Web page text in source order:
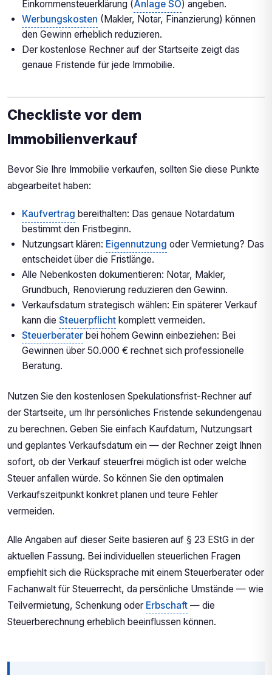
Einkommensteuerklärung (Anlage SO) angeben.
Werbungskosten (Makler, Notar, Finanzierung) können
den Gewinn erheblich reduzieren.
Der kostenlose Rechner auf der Startseite zeigt das
genaue Fristende für jede Immobilie.
Checkliste vor dem
Immobilienverkauf
Bevor Sie Ihre Immobilie verkaufen, sollten Sie diese Punkte
abgearbeitet haben:
Kaufvertrag bereithalten: Das genaue Notardatum
bestimmt den Fristbeginn.
Nutzungsart klären: Eigennutzung oder Vermietung? Das
entscheidet über die Fristlänge.
Alle Nebenkosten dokumentieren: Notar, Makler,
Grundbuch, Renovierung reduzieren den Gewinn.
Verkaufsdatum strategisch wählen: Ein späterer Verkauf
kann die Steuerpflicht komplett vermeiden.
Steuerberater bei hohem Gewinn einbeziehen: Bei
Gewinnen über 50.000 € rechnet sich professionelle
Beratung.
Nutzen Sie den kostenlosen Spekulationsfrist-Rechner auf
der Startseite, um Ihr persönliches Fristende sekundengenau
zu berechnen. Geben Sie einfach Kaufdatum, Nutzungsart
und geplantes Verkaufsdatum ein — der Rechner zeigt Ihnen
sofort, ob der Verkauf steuerfrei möglich ist oder welche
Steuer anfallen würde. So können Sie den optimalen
Verkaufszeitpunkt konkret planen und teure Fehler
vermeiden.
Alle Angaben auf dieser Seite basieren auf § 23 EStG in der
aktuellen Fassung. Bei individuellen steuerlichen Fragen
empfiehlt sich die Rücksprache mit einem Steuerberater oder
Fachanwalt für Steuerrecht, da persönliche Umstände — wie
Teilvermietung, Schenkung oder Erbschaft — die
Steuerberechnung erheblich beeinflussen können.